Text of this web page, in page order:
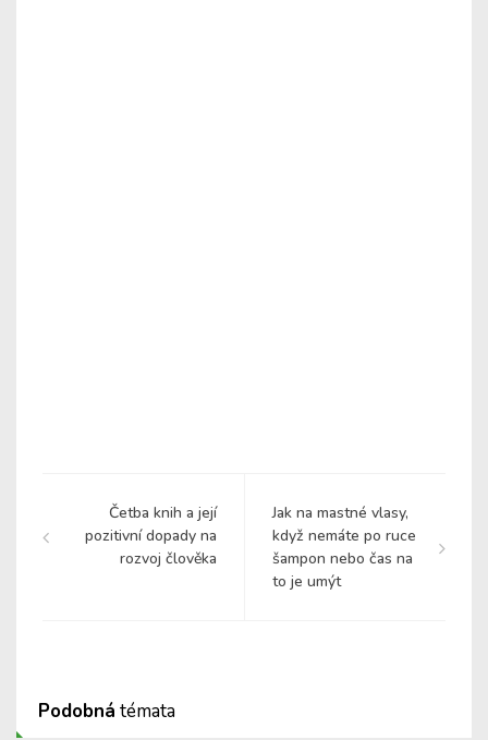
Četba knih a její
pozitivní dopady na
rozvoj člověka
Jak na mastné vlasy,
když nemáte po ruce
šampon nebo čas na
to je umýt
Podobná témata